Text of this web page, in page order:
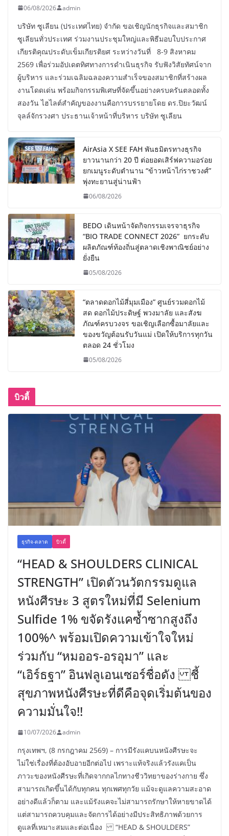
06/08/2026 admin
บริษัท ซูเลียน (ประเทศไทย) จำกัด ขอเชิญนักธุรกิจและสมาชิก
ซูเลียนทั่วประเทศ ร่วมงานประชุมใหญ่และพิธีมอบใบประกาศ
เกียรติคุณประดับเข็มเกียรติยศ ระหว่างวันที่ 8-9 สิงหาคม
2569 เพื่อร่วมอัปเดตทิศทางการดำเนินธุรกิจ รับฟังวิสัยทัศน์จาก
ผู้บริหาร และร่วมเฉลิมฉลองความสำเร็จของสมาชิกที่สร้างผล
งานโดดเด่น พร้อมกิจกรรมพิเศษที่จัดขึ้นอย่างครบครันตลอดทั้ง
สองวัน ไฮไลต์สำคัญของงานคือการบรรยายโดย ดร.ปิยะวัฒน์
จุลล์จักรวงศา ประธานเจ้าหน้าที่บริหาร บริษัท ซูเลียน
AirAsia X SEE FAH พันธมิตรทางธุรกิจ
ยาวนานกว่า 20 ปี ต่อยอดเสิร์ฟความอร่อย
ยกเมนูระดับตำนาน “ข้าวหน้าไก่ราชวงศ์”
พุ่งทะยานสู่น่านฟ้า
06/08/2026
BEDO เดินหน้าจัดกิจกรรมเจรจาธุรกิจ
“BIO TRADE CONNECT 2026” ยกระดับ
ผลิตภัณฑ์ท้องถิ่นสู่ตลาดเชิงพาณิชย์อย่าง
ยั่งยืน
05/08/2026
“ตลาดดอกไม้สี่มุมเมือง” ศูนย์รวมดอกไม้
สด ดอกไม้ประดิษฐ์ พวงมาลัย และสังฆ
ภัณฑ์ครบวงจร ขอเชิญเลือกซื้อมาลัยและ
ของขวัญต้อนรับวันแม่ เปิดให้บริการทุกวัน
ตลอด 24 ชั่วโมง
05/08/2026
บิวตี้
ธุรกิจ-ตลาด บิวตี้
“HEAD & SHOULDERS CLINICAL
STRENGTH” เปิดตัวนวัตกรรมดูแล
หนังศีรษะ 3 สูตรใหม่ที่มี Selenium
Sulfide 1% ขจัดรังแคซ้ำซากสูงถึง
100%^ พร้อมเปิดความเข้าใจใหม่
ร่วมกับ “หมออร-อรอุมา” และ
“เอิร์ธฐา” อินฟลูเอนเซอร์ชื่อดัง ชี้
สุขภาพหนังศีรษะที่ดีคือจุดเริ่มต้นของ
ความมั่นใจ!!
10/07/2026 admin
กรุงเทพฯ, (8 กรกฎาคม 2569) – การมีรังแคบนหนังศีรษะจะ
ไม่ใช่เรื่องที่ต้องอับอายอีกต่อไป เพราะแท้จริงแล้วรังแคเป็น
ภาวะของหนังศีรษะที่เกิดจากกลไกทางชีววิทยาของร่างกาย ซึ่ง
สามารถเกิดขึ้นได้กับทุกคน ทุกเพศทุกวัย แม้จะดูแลความสะอาด
อย่างดีแล้วก็ตาม และแม้รังแคจะไม่สามารถรักษาให้หายขาดได้
แต่สามารถควบคุมและจัดการได้อย่างมีประสิทธิภาพด้วยการ
ดูแลที่เหมาะสมและต่อเนื่อง “HEAD & SHOULDERS”